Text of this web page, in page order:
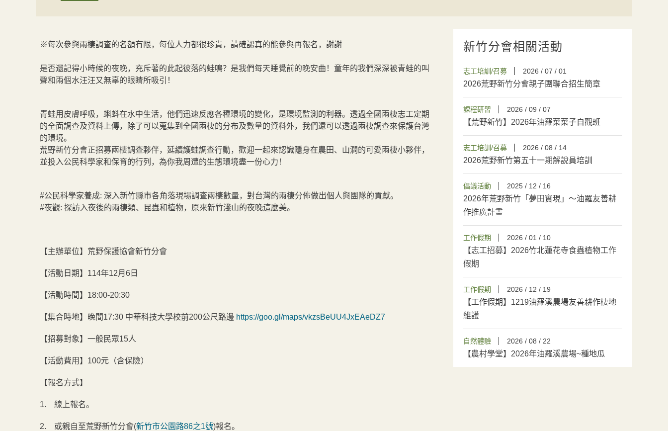
※每次參與兩棲調查的名額有限，每位人力都很珍貴，請確認真的能參與再報名，謝謝
是否還記得小時候的夜晚，充斥著的此起彼落的蛙鳴？是我們每天睡覺前的晚安曲！童年的我們深深被青蛙的叫
聲和兩個水汪汪又無辜的眼睛所吸引！
青蛙用皮膚呼吸，蝌蚪在水中生活，他們迅速反應各種環境的變化，是環境監測的利器。透過全國兩棲志工定期
的全面調查及資料上傳，除了可以蒐集到全國兩棲的分布及數量的資料外，我們還可以透過兩棲調查來保護台灣
的環境。
荒野新竹分會正招募兩棲調查夥伴，延續護蛙調查行動，歡迎一起來認識隱身在農田、山澗的可愛兩棲小夥伴，
並投入公民科學家和保育的行列，為你我周遭的生態環境盡一份心力！
#公民科學家養成: 深入新竹縣市各角落現場調查兩棲數量，對台灣的兩棲分佈做出個人與團隊的貢獻。
#夜觀: 探訪入夜後的兩棲類、昆蟲和植物，原來新竹淺山的夜晚這麼美。
【主辦單位】荒野保護協會新竹分會
【活動日期】114年12月6日
【活動時間】18:00-20:30
【集合時地】晚間17:30 中華科技大學校前200公尺路邊 https://goo.gl/maps/vkzsBeUU4JxEAeDZ7
【招募對象】一般民眾15人
【活動費用】100元（含保險）
【報名方式】
1. 線上報名。
2. 或親自至荒野新竹分會(新竹市公園路86之1號)報名。
新竹分會相關活動
志工培訓/召募 2026 / 07 / 01
2026荒野新竹分會親子團聯合招生簡章
課程研習 2026 / 09 / 07
【荒野新竹】2026年油羅菜菜子自觀班
志工培訓/召募 2026 / 08 / 14
2026荒野新竹第五十一期解說員培訓
倡議活動 2025 / 12 / 16
2026年荒野新竹「夢田實現」～油羅友善耕
作推廣計畫
工作假期 2026 / 01 / 10
【志工招募】2026竹北蓮花寺食蟲植物工作
假期
工作假期 2026 / 12 / 19
【工作假期】1219油羅溪農場友善耕作棲地
維護
自然體驗 2026 / 08 / 22
【農村學堂】2026年油羅溪農場~種地瓜